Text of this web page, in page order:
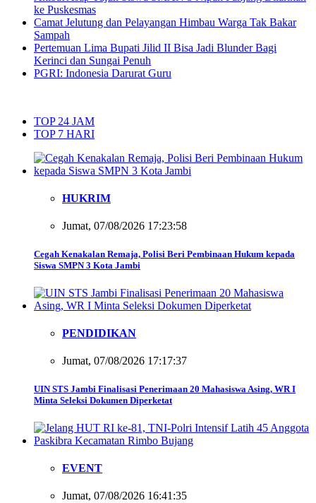
ke Puskesmas
Camat Jelutung dan Pelayangan Himbau Warga Tak Bakar
Sampah
Pertemuan Lima Bupati Jilid II Bisa Jadi Blunder Bagi
Kerinci dan Sungai Penuh
PGRI: Indonesia Darurat Guru
TOP 24 JAM
TOP 7 HARI
HUKRIM
Jumat, 07/08/2026 17:23:58
Cegah Kenakalan Remaja, Polisi Beri Pembinaan Hukum kepada
Siswa SMPN 3 Kota Jambi
PENDIDIKAN
Jumat, 07/08/2026 17:17:37
UIN STS Jambi Finalisasi Penerimaan 20 Mahasiswa Asing, WR I
Minta Seleksi Dokumen Diperketat
EVENT
Jumat, 07/08/2026 16:41:35